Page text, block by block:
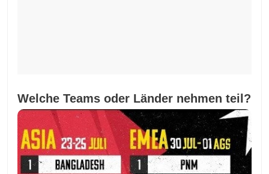
Welche Teams oder Länder nehmen teil?